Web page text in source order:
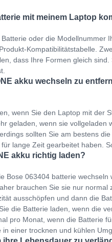
mit meinem Laptop
oder die Modellnummer
Kompatibilitätstabelle.
dass Ihre Formen gleich
akku wechseln zu
wenn Sie den Laptop mit der
geladen, wenn sie vollgeladen
sollten Sie am bestens
lange Zeit gearbeitet haben.
akku richtig laden?
Bose 063404 batterie
brauchen Sie sie nur normal
ausschöpfen und dann die
die Batterie laden, wenn die
pro Monat, wenn die Batterie
einer trocknen und kühlen